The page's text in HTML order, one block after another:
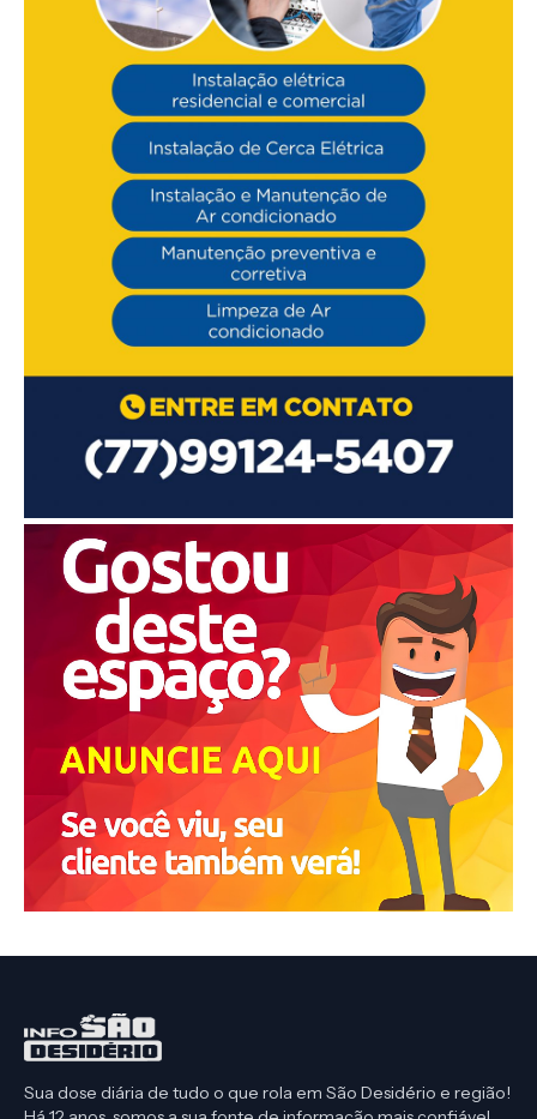
Sua dose diária de tudo o que rola em São Desidério e região!